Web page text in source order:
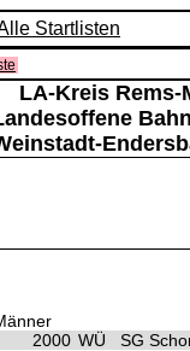
Startlisten
LA-Kreis Rems-
2000 WÜ SG